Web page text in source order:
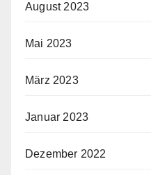
August 2023
Mai 2023
März 2023
Januar 2023
Dezember 2022